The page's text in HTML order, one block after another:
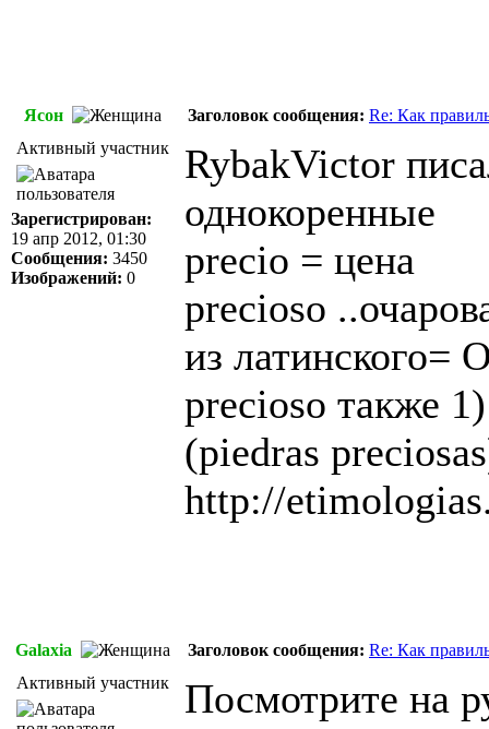
Ясон Заголовок сообщения: Re: Как
Активный участник
Зарегистрирован:
19 апр 2012, 01:30
Сообщения: 3450
Изображений: 0
RybakVictor
однокоренные
precio = цена
precioso
из латинского=
precioso также
(piedras
http://
Galaxia Заголовок сообщения: Re: Как
Активный участник
Посмотрите на